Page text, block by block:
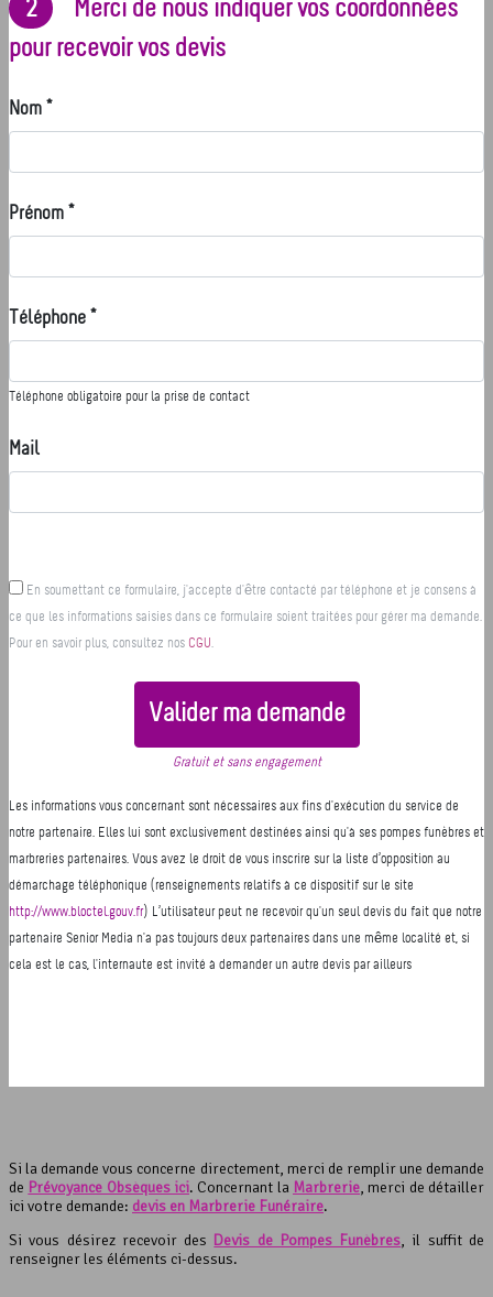
Si la demande vous concerne directement, merci de remplir une demande
de Prévoyance Obsèques ici. Concernant la Marbrerie, merci de détailler
ici votre demande: devis en Marbrerie Funéraire.
Si vous désirez recevoir des Devis de Pompes Funèbres, il suffit de
renseigner les éléments ci-dessus.